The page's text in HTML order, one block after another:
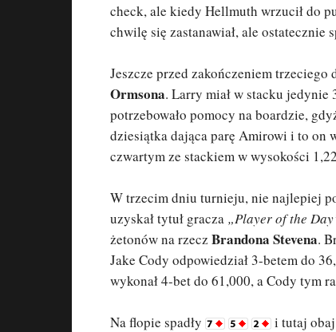
check, ale kiedy Hellmuth wrzucił do
chwilę się zastanawiał, ale ostatecznie
Jeszcze przed zakończeniem trzeciego
Ormsona. Larry miał w stacku jedynie
potrzebowało pomocy na boardzie,
dziesiątka dająca parę Amirowi i to on
czwartym ze stackiem w wysokości
W trzecim dniu turnieju, nie najlepiej
uzyskał tytuł gracza „Player of the
żetonów na rzecz Brandona Stevena.
Jake Cody odpowiedział 3-betem do
wykonał 4-bet do 61,000, a Cody tym
Na flopie spadły i tutaj